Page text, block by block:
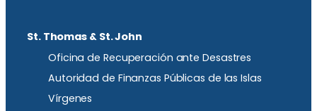
St. Thomas & St. John
Oficina de Recuperación ante Desastres
Autoridad de Finanzas Públicas de las Islas
Vírgenes